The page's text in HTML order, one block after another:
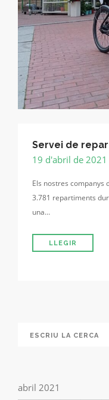
Servei de
19 d'abril de 2021
Els nostres companys
3.781 repartiments
una…
LLEGIR
abril 2021